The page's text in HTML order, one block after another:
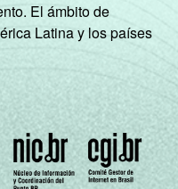
El ámbito de
Latina y los países